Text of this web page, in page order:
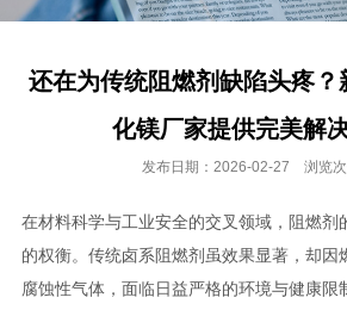
还在为传统阻燃剂缺陷头疼？
化镁厂家提供完美解
发布日期：2026-02-27 浏览
在材料科学与工业安全的交叉领域，阻燃剂
的权衡。传统卤系阻燃剂虽效果显著，却因
腐蚀性气体，面临日益严格的环境与健康限